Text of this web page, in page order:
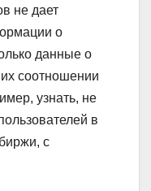
не дает
о
данные о
соотношении
узнать, не
в
с